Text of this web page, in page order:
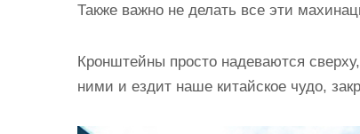
Также важно не делать все эти
Кронштейны просто надеваются
ними и ездит наше китайское чудо,